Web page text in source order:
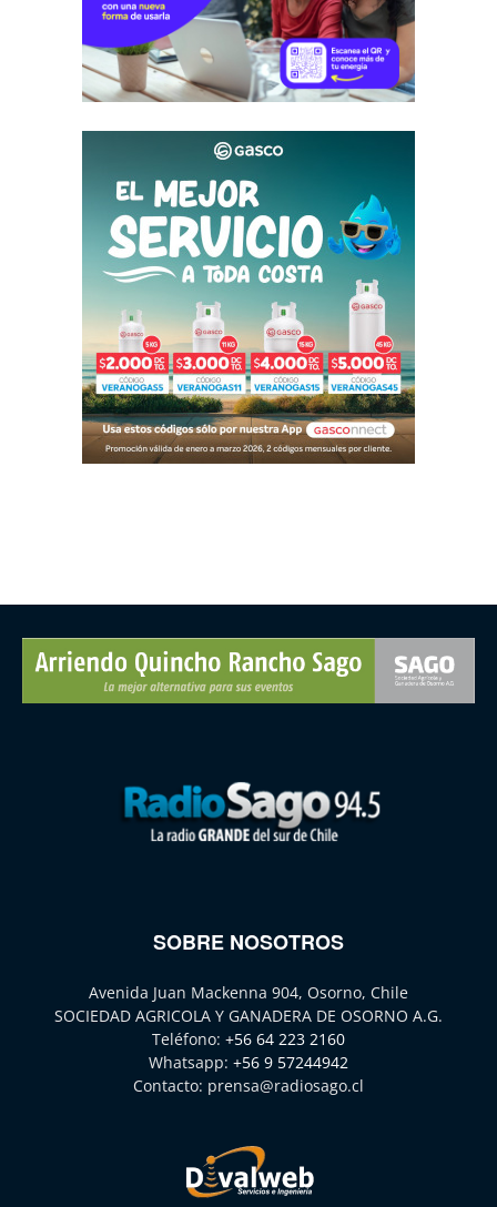
SOBRE NOSOTROS
Avenida Juan Mackenna 904, Osorno, Chile
SOCIEDAD AGRICOLA Y GANADERA DE OSORNO A.G.
Teléfono: +56 64 223 2160
Whatsapp: +56 9 57244942
Contacto: prensa@radiosago.cl